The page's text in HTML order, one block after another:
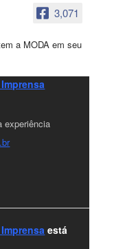
3,071
a MODA em seu
experiência
está